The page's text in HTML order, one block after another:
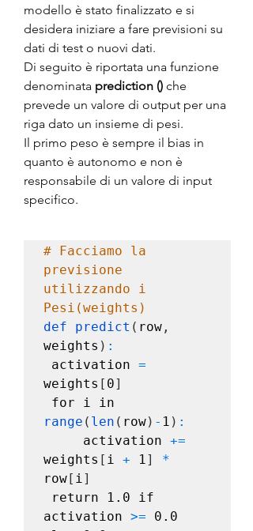
modello è stato finalizzato e si
desidera iniziare a fare previsioni su
dati di test o nuovi dati.
Di seguito è riportata una funzione
denominata prediction () che
prevede un valore di output per una
riga dato un insieme di pesi.
Il primo peso è sempre il bias in
quanto è autonomo e non è
responsabile di un valore di input
specifico.
# Facciamo la
previsione
utilizzando i
Pesi(weights)
def predict ( row ,
weights ) :
activation =
weights [ 0]
range ( len ( row) - 1 ) :
     activation
+=
weights [ i + 1 ]
*
row[ i ]
activation >= 0.0